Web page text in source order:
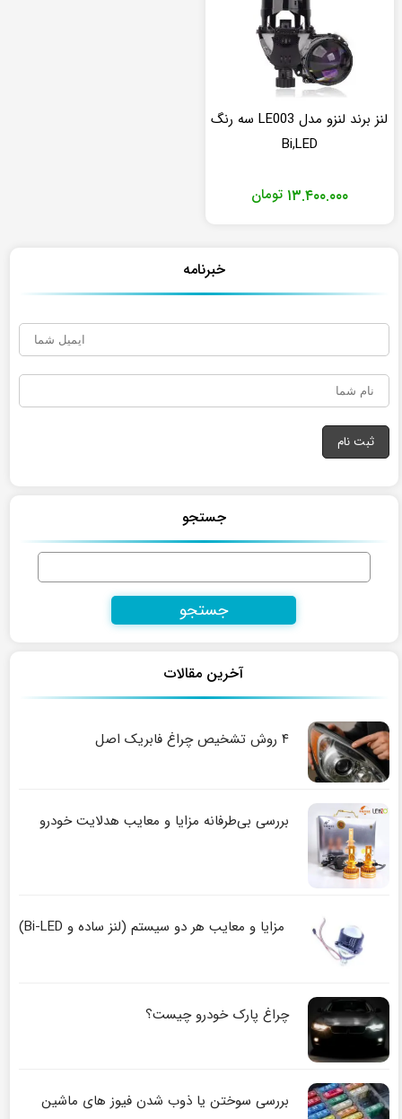
لنز برند لنزو مدل LE003 سه رنگ
Bi,LED
تومان ۱۳.۴۰۰.۰۰۰
خبرنامه
جستجو
جستجو
آخرین مقالات
۴ روش تشخیص چراغ فابریک اصل
بررسی بی‌طرفانه مزایا و معایب هدلایت خودرو
مزایا و معایب هر دو سیستم (لنز ساده و Bi-LED)
چراغ پارک خودرو چیست؟
بررسی سوختن یا ذوب شدن فیوز های ماشین